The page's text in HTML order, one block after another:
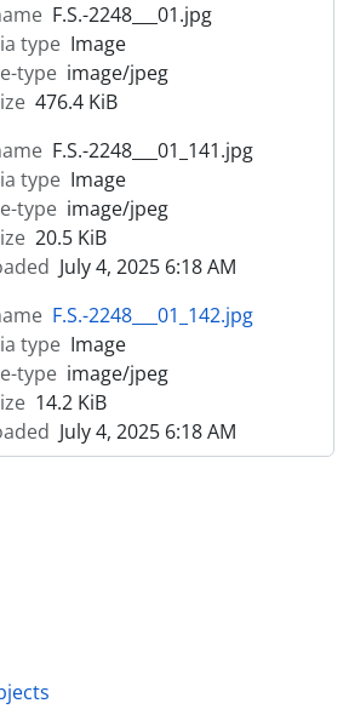
F.S.-2248___01.jpg
type Image
type image/jpeg
476.4 KiB
F.S.-2248___01_141.jpg
type Image
type image/jpeg
20.5 KiB
July 4, 2025 6:18 AM
F.S.-2248___01_142.jpg
type Image
type image/jpeg
14.2 KiB
July 4, 2025 6:18 AM